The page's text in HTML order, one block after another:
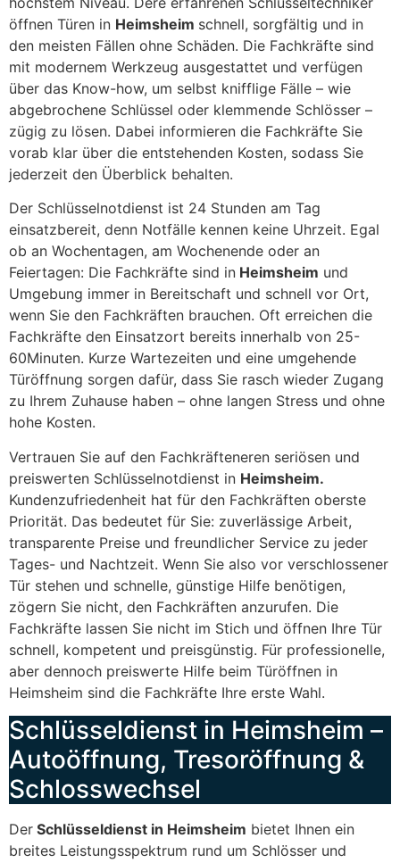
öffnen Türen in Heimsheim schnell, sorgfältig und in
den meisten Fällen ohne Schäden. Die Fachkräfte sind
mit modernem Werkzeug ausgestattet und verfügen
über das Know-how, um selbst knifflige Fälle – wie
abgebrochene Schlüssel oder klemmende Schlösser –
zügig zu lösen. Dabei informieren die Fachkräfte Sie
vorab klar über die entstehenden Kosten, sodass Sie
jederzeit den Überblick behalten.
Der Schlüsselnotdienst ist 24 Stunden am Tag
einsatzbereit, denn Notfälle kennen keine Uhrzeit. Egal
ob an Wochentagen, am Wochenende oder an
Feiertagen: Die Fachkräfte sind in Heimsheim und
Umgebung immer in Bereitschaft und schnell vor Ort,
wenn Sie den Fachkräften brauchen. Oft erreichen die
Fachkräfte den Einsatzort bereits innerhalb von 25-
60Minuten. Kurze Wartezeiten und eine umgehende
Türöffnung sorgen dafür, dass Sie rasch wieder Zugang
zu Ihrem Zuhause haben – ohne langen Stress und ohne
hohe Kosten.
Vertrauen Sie auf den Fachkräfteneren seriösen und
preiswerten Schlüsselnotdienst in Heimsheim.
Kundenzufriedenheit hat für den Fachkräften oberste
Priorität. Das bedeutet für Sie: zuverlässige Arbeit,
transparente Preise und freundlicher Service zu jeder
Tages- und Nachtzeit. Wenn Sie also vor verschlossener
Tür stehen und schnelle, günstige Hilfe benötigen,
zögern Sie nicht, den Fachkräften anzurufen. Die
Fachkräfte lassen Sie nicht im Stich und öffnen Ihre Tür
schnell, kompetent und preisgünstig. Für professionelle,
aber dennoch preiswerte Hilfe beim Türöffnen in
Heimsheim sind die Fachkräfte Ihre erste Wahl.
Schlüsseldienst in Heimsheim –
Autoöffnung, Tresoröffnung &
Schlosswechsel
Der Schlüsseldienst in Heimsheim bietet Ihnen ein
breites Leistungsspektrum rund um Schlösser und